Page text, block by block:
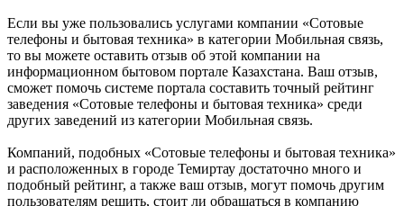
Если вы уже пользовались услугами компании «Сотовые
телефоны и бытовая техника» в категории Мобильная связь,
то вы можете оставить отзыв об этой компании на
информационном бытовом портале Казахстана. Ваш отзыв,
сможет помочь системе портала составить точный рейтинг
заведения «Сотовые телефоны и бытовая техника» среди
других заведений из категории Мобильная связь.
Компаний, подобных «Сотовые телефоны и бытовая техника»
и расположенных в городе Темиртау достаточно много и
подобный рейтинг, а также ваш отзыв, могут помочь другим
пользователям решить, стоит ли обращаться в компанию